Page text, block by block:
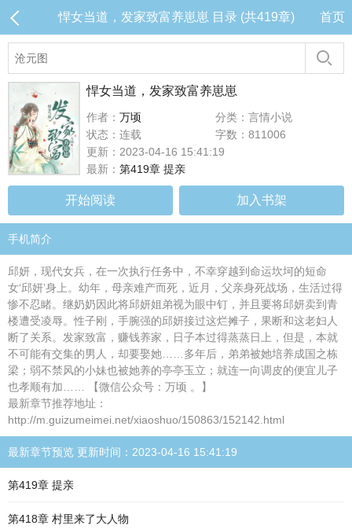
悍女当道，发家致富养崽崽 目录 (共419章) 首页
悍女当道，发家致富养崽崽
作者： 万顷
分类：言情小说
状态：连载
字数：811006
更新：2023-04-16 15:41:19
最新： 第419章 提亲
开始阅读 加入书架
手机简介
邱妍，现代女兵，在一次执行任务中，不幸穿越到命运坎坷的短命
女‘邱妍’身上。幼年，母亲难产而死，近月，父亲身死战场，生活过得
惨不忍睹。继奶奶因此将邱妍姐弟视为眼中钉，并且要将邱妍卖到青
楼遭受凌辱。性子刚，手腕强的邱妍接过这烂摊子，果断和这老妇人
断了关系。发家致富，赚钱养家，日子本过得蒸蒸日上，但是，本就
不可能有交集的男人，却要娶她……多年后，弟弟被她培养成国之栋
梁；弱不禁风的小妹也被她养的亭亭玉立；就连一向调皮的便宜儿子
也孝顺有加…… 【微信公众号：万顷 。】
最新章节推荐地址：
http://m.guizumeimei.net/xiaoshuo/150863/152142.html
最新章节预览 更新时间：2023-04-16 15:41:19
第419章 提亲
第418章 村里来了大人物